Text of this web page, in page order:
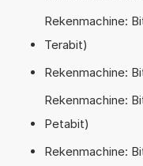
Rekenmachine:
Terabit)
Rekenmachine:
Rekenmachine:
Petabit)
Rekenmachine: